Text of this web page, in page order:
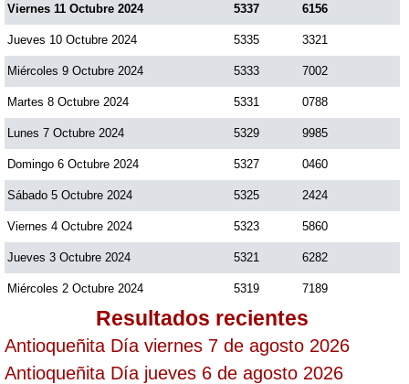
Pick 3 Día
Pick 3 Noche
Pick 4 Día
Pick 4 Noche
Pijao de Oro
Saman de la suerte
Sinuano Día
Viernes 11 Octubre 2024 5337 6156
Jueves 10 Octubre 2024 5335 3321
Miércoles 9 Octubre 2024 5333 7002
Martes 8 Octubre 2024 5331 0788
Lunes 7 Octubre 2024 5329 9985
Domingo 6 Octubre 2024 5327 0460
Sábado 5 Octubre 2024 5325 2424
Viernes 4 Octubre 2024 5323 5860
Jueves 3 Octubre 2024 5321 6282
Miércoles 2 Octubre 2024 5319 7189
Resultados recientes
Antioqueñita Día viernes 7 de agosto 2026
Antioqueñita Día jueves 6 de agosto 2026